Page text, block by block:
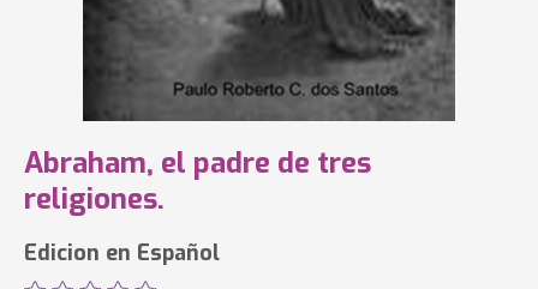
Abraham, el padre de tres
religiones.
Edicion en Español